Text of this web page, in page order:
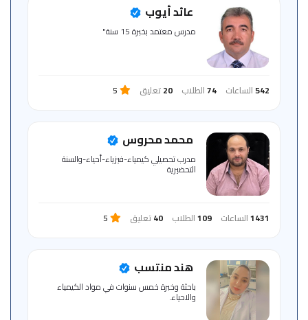
عائد أيوب
مدرس معتمد بخبرة 15 سنة"
542الساعات 74الطلاب 20تعليق 5
محمد محروس
مدرب تحصيلي كيمياء-فيزياء-أحياء-والسنة
التحضيرية
1431الساعات 109الطلاب 40تعليق 5
هند منتسب
باحثة وخبرة خمس سنوات في مواد الكيمياء
والاحياء.